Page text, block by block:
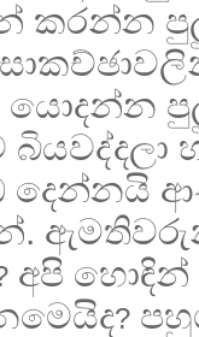
කරන්න
බියවද්දලා
දෙන්නයි
අපි
?